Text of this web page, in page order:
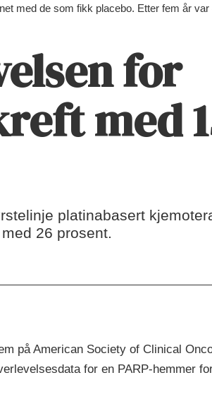
med de som fikk placebo. Etter fem år
for
med
platinabasert
26 prosent.
på American Society of Clinical
for en PARP-hemmer